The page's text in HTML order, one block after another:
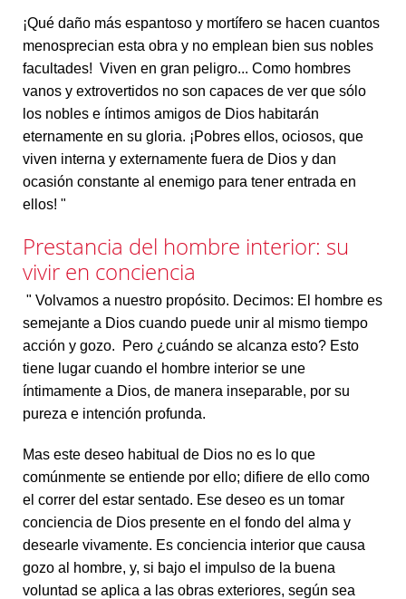
¡Qué daño más espantoso y mortífero se hacen cuantos
menosprecian esta obra y no emplean bien sus nobles
facultades! Viven en gran peligro... Como hombres
vanos y extrovertidos no son capaces de ver que sólo
los nobles e íntimos amigos de Dios habitarán
eternamente en su gloria. ¡Pobres ellos, ociosos, que
viven interna y externamente fuera de Dios y dan
ocasión constante al enemigo para tener entrada en
ellos! "
Prestancia del hombre interior: su
vivir en conciencia
" Volvamos a nuestro propósito. Decimos: El hombre es
semejante a Dios cuando puede unir al mismo tiempo
acción y gozo. Pero ¿cuándo se alcanza esto? Esto
tiene lugar cuando el hombre interior se une
íntimamente a Dios, de manera inseparable, por su
pureza e intención profunda.
Mas este deseo habitual de Dios no es lo que
comúnmente se entiende por ello; difiere de ello como
el correr del estar sentado. Ese deseo es un tomar
conciencia de Dios presente en el fondo del alma y
desearle vivamente. Es conciencia interior que causa
gozo al hombre, y, si bajo el impulso de la buena
voluntad se aplica a las obras exteriores, según sea